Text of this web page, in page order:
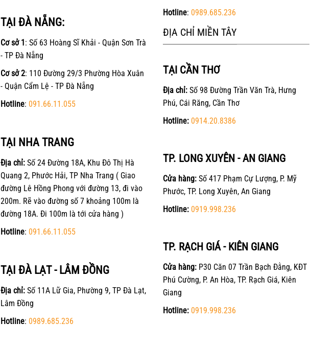
TẠI ĐÀ NẴNG:
Cơ sở 1 : Số 63 Hoàng Sĩ Khải - Quận Sơn Trà
- TP Đà Nẵng
Cơ sở 2: 110 Đường 29/3 Phường Hòa Xuân
- Quận Cẩm Lệ - TP Đà Nẵng
Hotline: 091.66.11.055
TẠI NHA TRANG
Địa chỉ: Số 24 Đường 18A, Khu Đô Thị Hà
Quang 2, Phước Hải, TP Nha Trang ( Giao
đường Lê Hồng Phong với đường 13, đi vào
200m. Rẽ vào đường số 7 khoảng 100m là
đường 18A. Đi 100m là tới cửa hàng )
Hotline: 091.66.11.055
TẠI ĐÀ LẠT - LÂM ĐỒNG
Địa chỉ: Số 11A Lữ Gia, Phường 9, TP Đà Lạt,
Lâm Đồng
Hotline: 0989.685.236
Hotline: 0989.685.236
ĐỊA CHỈ MIỀN TÂY
TẠI CẦN THƠ
Địa chỉ:Số 98 Đường Trần Văn Trà, Hưng
Phú, Cái Răng, Cần Thơ
Hotline: 0914.20.8386
TP. LONG XUYÊN - AN GIANG
Cửa hàng:Số 417 Phạm Cự Lượng, P. Mỹ
Phước, TP. Long Xuyên, An Giang
Hotline: 0919.998.236
TP. RẠCH GIÁ - KIÊN GIANG
Cửa hàng:P30 Căn 07 Trần Bạch Đằng, KĐT
Phú Cường, P. An Hòa, TP. Rạch Giá, Kiên
Giang
Hotline: 0919.998.236